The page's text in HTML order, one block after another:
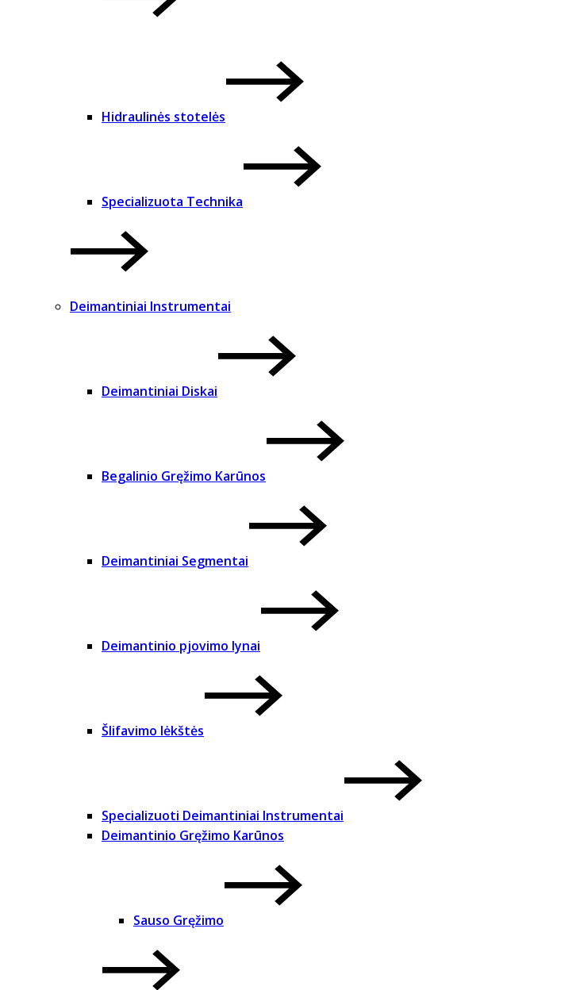
Hidraulinės stotelės
Specializuota Technika
Deimantiniai Instrumentai
Deimantiniai Diskai
Begalinio Gręžimo Karūnos
Deimantiniai Segmentai
Deimantinio pjovimo lynai
Šlifavimo lėkštės
Specializuoti Deimantiniai Instrumentai
Deimantinio Gręžimo Karūnos
Sauso Gręžimo